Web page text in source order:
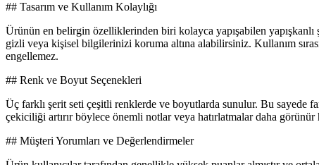
## Tasarım ve Kullanım Kolaylığı
Ürünün en belirgin özelliklerinden biri kolayca yapışabilen yapışkanlı
gizli veya kişisel bilgilerinizi koruma altına alabilirsiniz. Kullanım
engellemez.
## Renk ve Boyut Seçenekleri
Üç farklı şerit seti çeşitli renklerde ve boyutlarda sunulur. Bu sayede
çekiciliği artırır böylece önemli notlar veya hatırlatmalar daha
## Müşteri Yorumları ve Değerlendirmeler